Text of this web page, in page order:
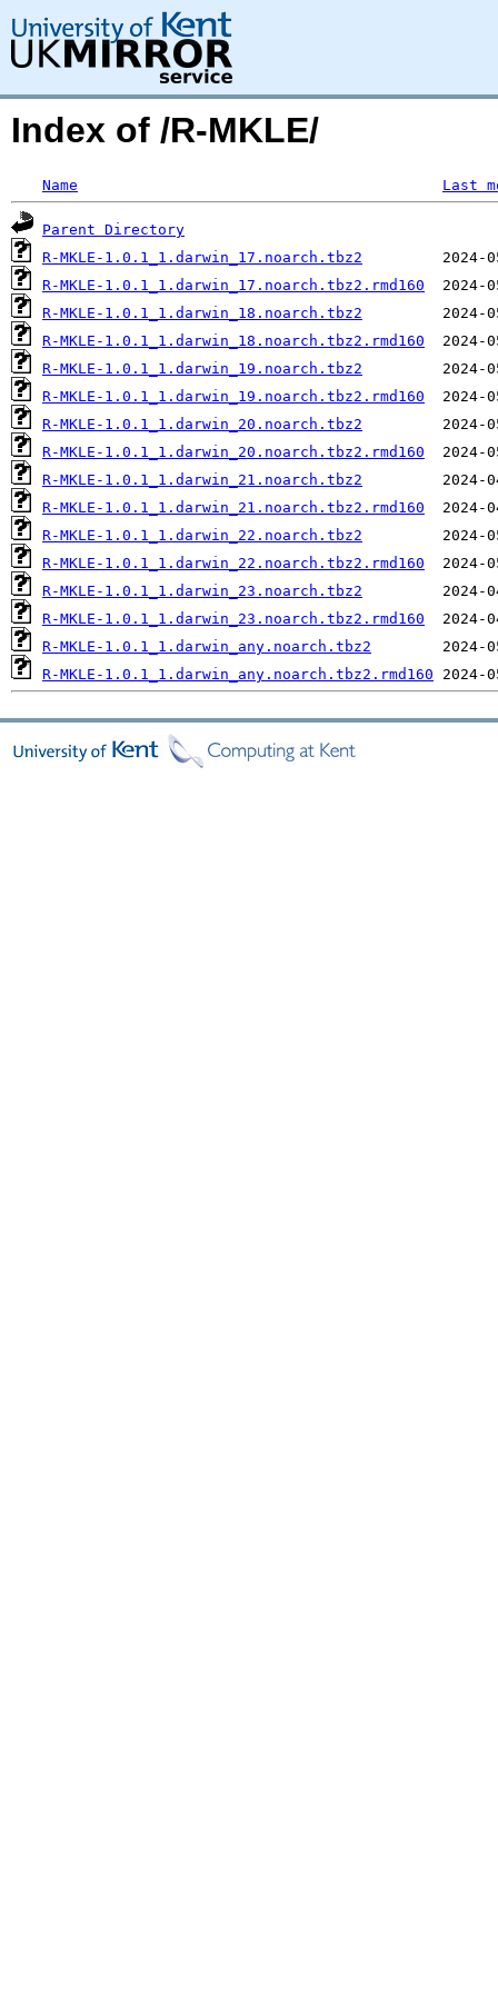
Index of /R-MKLE/
Name Last
Parent Directory
R-MKLE-1.0.1_1.darwin_17.noarch.tbz2
R-MKLE-1.0.1_1.darwin_17.noarch.tbz2.rmd160
R-MKLE-1.0.1_1.darwin_18.noarch.tbz2
R-MKLE-1.0.1_1.darwin_18.noarch.tbz2.rmd160
R-MKLE-1.0.1_1.darwin_19.noarch.tbz2
R-MKLE-1.0.1_1.darwin_19.noarch.tbz2.rmd160
R-MKLE-1.0.1_1.darwin_20.noarch.tbz2
R-MKLE-1.0.1_1.darwin_20.noarch.tbz2.rmd160
R-MKLE-1.0.1_1.darwin_21.noarch.tbz2
R-MKLE-1.0.1_1.darwin_21.noarch.tbz2.rmd160
R-MKLE-1.0.1_1.darwin_22.noarch.tbz2
R-MKLE-1.0.1_1.darwin_22.noarch.tbz2.rmd160
R-MKLE-1.0.1_1.darwin_23.noarch.tbz2
R-MKLE-1.0.1_1.darwin_23.noarch.tbz2.rmd160
R-MKLE-1.0.1_1.darwin_any.noarch.tbz2
R-MKLE-1.0.1_1.darwin_any.noarch.tbz2.rmd160